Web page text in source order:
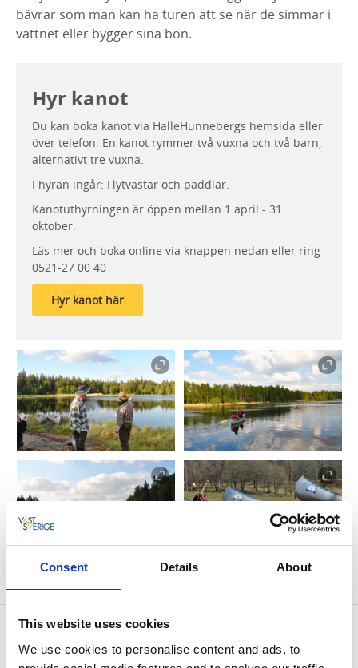
Consent Details About
This website uses cookies
We use cookies to personalise content and ads, to
bävrar som man kan ha turen att se när de simmar i
vattnet eller bygger sina bon.
Hyr kanot
Du kan boka kanot via HalleHunnebergs hemsida eller
över telefon. En kanot rymmer två vuxna och två barn,
alternativt tre vuxna.
I hyran ingår: Flytvästar och paddlar.
Kanotuthyrningen är öppen mellan 1 april - 31
oktober.
Läs mer och boka online via knappen nedan eller ring
0521-27 00 40
Hyr kanot här
Kontaktinformation
Halle- & Hunneberg